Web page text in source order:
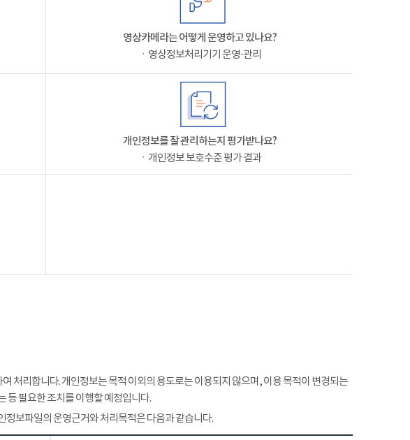
영상카메라는 어떻게 운영하고 있나요?
ㆍ영상정보처리기기 운영·관리
개인정보를 잘 관리하는지 평가받나요?
ㆍ개인정보 보호수준 평가 결과
처리합니다. 개인정보는 목적 이외의 용도로는 이용되지 않으며, 이용 목적이 변경되는
등 필요한 조치를 이행할 예정입니다.
정보파일의 운영근거와 처리목적은 다음과 같습니다.